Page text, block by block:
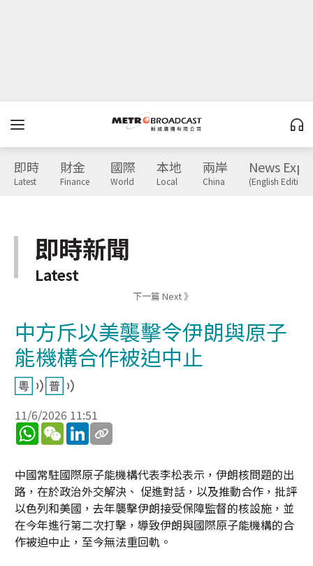
即時
Latest
財金
Finance
國際
World
本地
Local
兩岸
China
News
(English Edition)
即時新聞
Latest
下一篇 Next 》
中方斥以美襲擊令伊朗與原子
能機構合作被迫中止
11/6/2026 11:51
WhatsApp
WeChatLinkedIn
中國常駐國際原子能機構代表李松表示，伊朗核問題的出
路，在於政治外交解決、 促進對話，以及推動合作，批評
以色列和美國，去年襲擊伊朗接受保障監督的核設施，並
在今年進行第二次打擊，導致伊朗與國際原子能機構的合
作被迫中止，至今無法重回軌。